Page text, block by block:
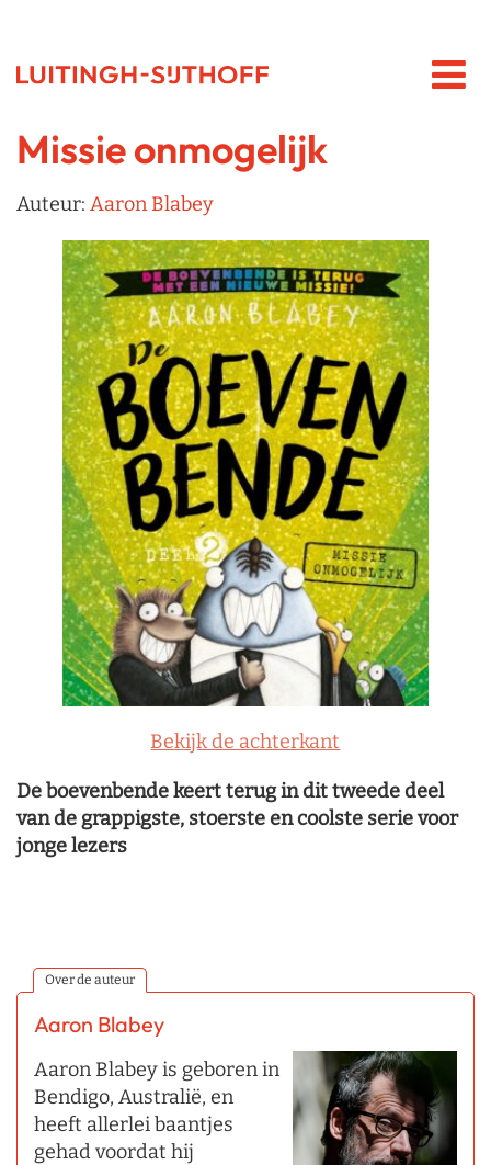
Missie onmogelijk
Auteur: Aaron Blabey
Bekijk de achterkant
De boevenbende keert terug in dit tweede deel
van de grappigste, stoerste en coolste serie voor
jonge lezers
Over de auteur
Aaron Blabey
Aaron Blabey is geboren in
Bendigo, Australië, en
heeft allerlei baantjes
gehad voordat hij